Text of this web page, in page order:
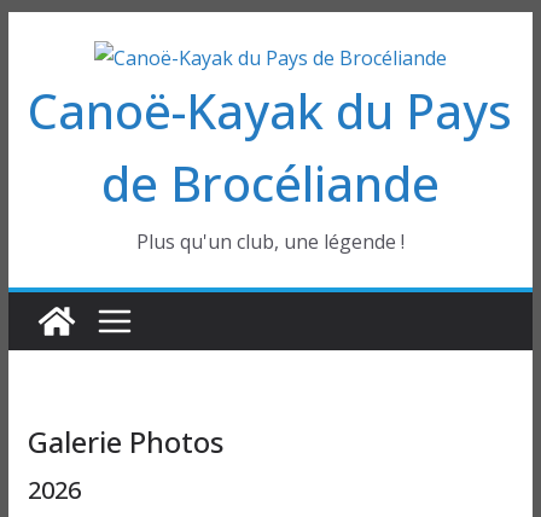
contenu
Canoë-Kayak du Pays
de Brocéliande
Plus qu'un club, une légende !
Galerie Photos
2026